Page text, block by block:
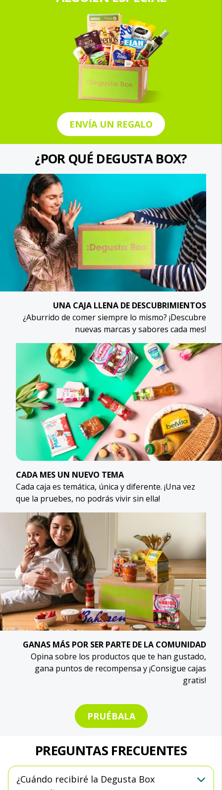
ENVÍA UN REGALO
¿POR QUÉ DEGUSTA BOX?
UNA CAJA LLENA DE DESCUBRIMIENTOS
¿Aburrido de comer siempre lo mismo? ¡Descubre
nuevas marcas y sabores cada mes!
CADA MES UN NUEVO TEMA
Cada caja es temática, única y diferente. ¡Una vez
que la pruebes, no podrás vivir sin ella!
GANAS MÁS POR SER PARTE DE LA COMUNIDAD
Opina sobre los productos que te han gustado,
gana puntos de recompensa y ¡Consigue cajas
gratis!
PRUÉBALA
PREGUNTAS FRECUENTES
¿Cuándo recibiré la Degusta Box